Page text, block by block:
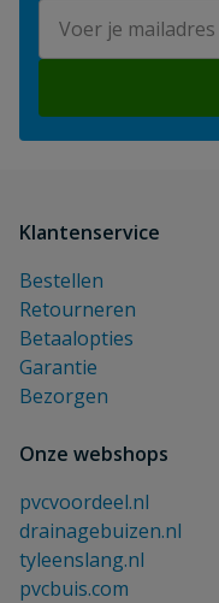
Klantenservice
Bestellen
Retourneren
Betaalopties
Garantie
Bezorgen
Onze webshops
pvcvoordeel.nl
drainagebuizen.nl
tyleenslang.nl
pvcbuis.com